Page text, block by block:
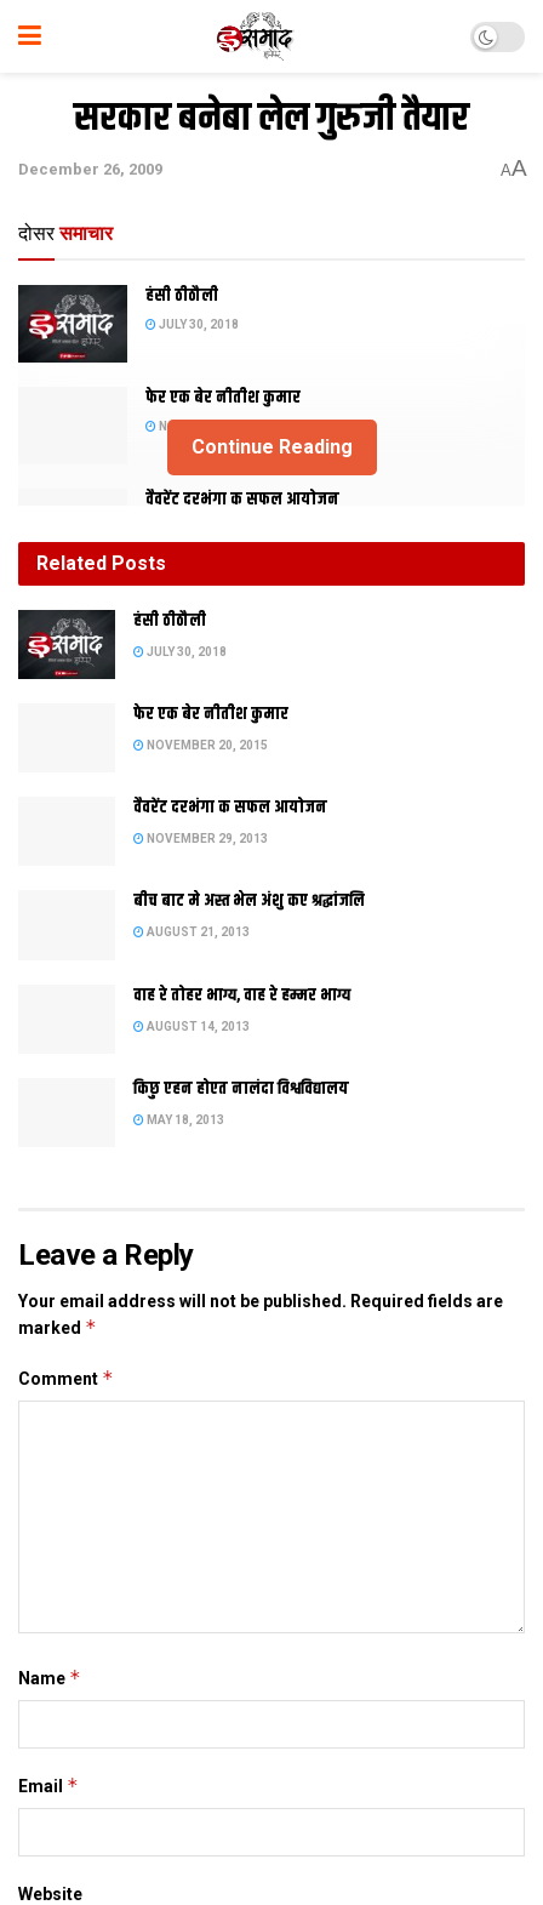
सरकार बनेबा लेल गुरुजी तैयार
December 26, 2009 AA
दोसर समाचार
हंसी ठीठौली
JULY 30, 2018
फेर एक बेर नीतीश कुमार
NOVEMBER 20, 2015
वैवरेंट दरभंगा क सफल आयोजन
कए सरकार बनेबा लेल दावा पेश केलथि।
Continue Reading
Related Posts
हंसी ठीठौली
JULY 30, 2018
फेर एक बेर नीतीश कुमार
NOVEMBER 20, 2015
वैवरेंट दरभंगा क सफल आयोजन
NOVEMBER 29, 2013
बीच बाट मे अस्त भेल अंशु कए श्रद्धांजलि
AUGUST 21, 2013
वाह रे तोहर भाग्य, वाह रे हम्मर भाग्य
AUGUST 14, 2013
किछु एहन होएत नालंदा विश्वविद्यालय
MAY 18, 2013
Leave a Reply
Your email address will not be published. Required fields are
marked *
Comment *
Name *
Email *
Website